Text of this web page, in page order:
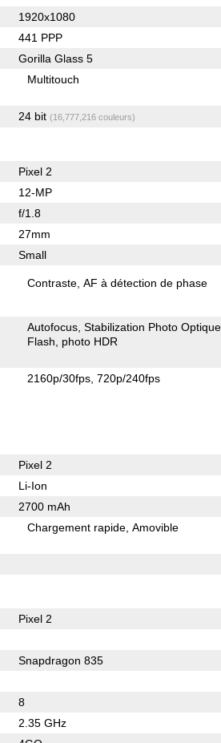
1920x1080
441 PPP
Gorilla Glass 5
Multitouch
24 bit (16,777,216 couleurs)
Pixel 2
12-MP
f/1.8
27mm
Small
Contraste AF à détection de phase
Autofocus Stabilization Photo Optique
Flash
photo HDR
2160p/30fps 720p/240fps
Pixel 2
Li-Ion
2700 mAh
Chargement rapide Amovible
Pixel 2
Snapdragon 835
8
2.35 GHz